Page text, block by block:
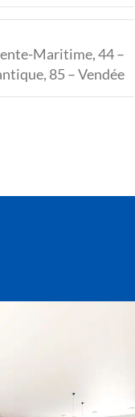
Maritime,44 –
, 85 – Vendée